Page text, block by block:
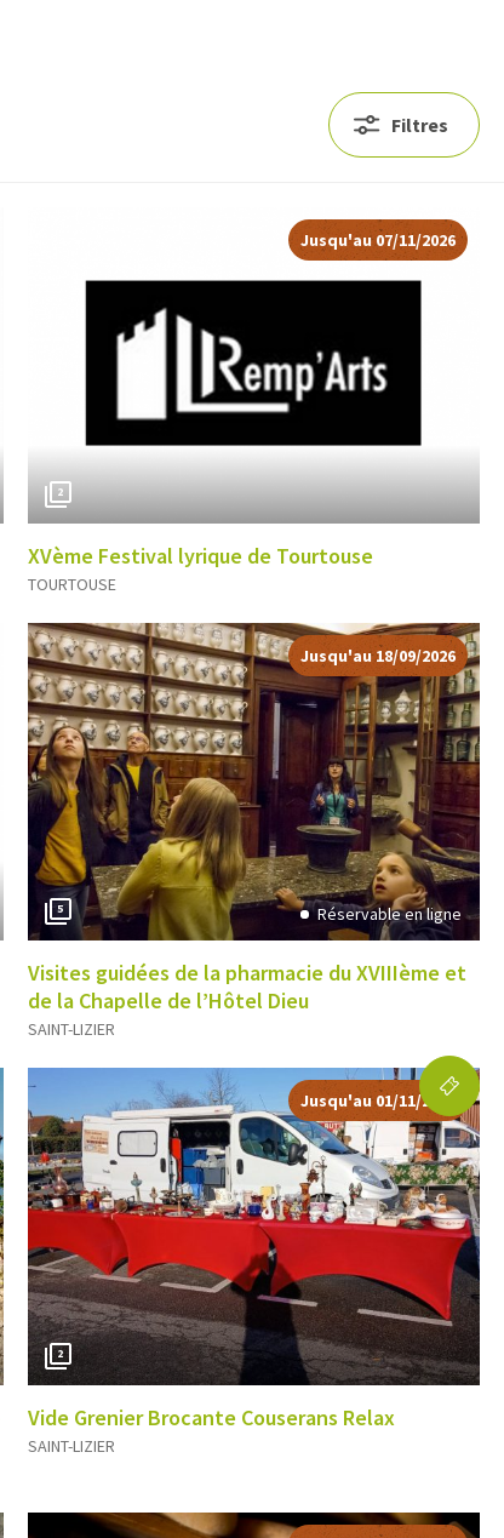
Filtres
Jusqu'au 07/11/2026
2
XVème Festival lyrique de Tourtouse
TOURTOUSE
Jusqu'au 18/09/2026
5 Réservable en ligne
Visites guidées de la pharmacie du XVIIIème et
de la Chapelle de l’Hôtel Dieu
SAINT-LIZIER
Jusqu'au 01/11/2026
2
Vide Grenier Brocante Couserans Relax
SAINT-LIZIER